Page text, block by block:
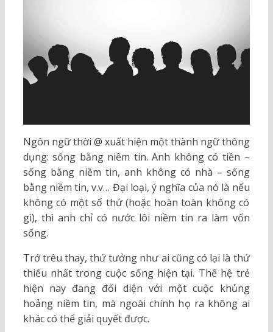
Ngôn ngữ thời @ xuất hiện một thành ngữ thông
dụng: sống bằng niềm tin. Anh không có tiền –
sống bằng niềm tin, anh không có nhà – sống
bằng niềm tin, v.v… Đại loại, ý nghĩa của nó là nếu
không có một số thứ (hoặc hoàn toàn không có
gì), thì anh chỉ có nước lôi niềm tin ra làm vốn
sống.
Trớ trêu thay, thứ tưởng như ai cũng có lại là thứ
thiếu nhất trong cuộc sống hiện tại. Thế hệ trẻ
hiện nay đang đối diện với một cuộc khủng
hoảng niềm tin, mà ngoài chính họ ra không ai
khác có thể giải quyết được.